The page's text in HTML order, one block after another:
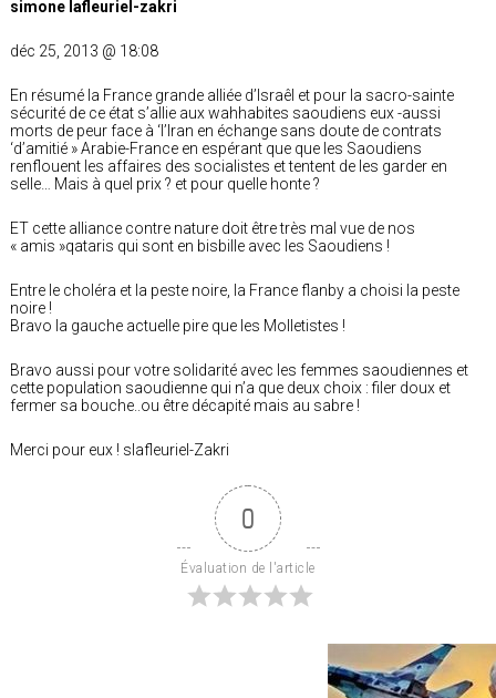
simone lafleuriel-zakri
déc 25, 2013 @ 18:08
En résumé la France grande alliée d’Israêl et pour la sacro-sainte
sécurité de ce état s’allie aux wahhabites saoudiens eux -aussi
morts de peur face à ‘l’Iran en échange sans doute de contrats
‘d’amitié » Arabie-France en espérant que que les Saoudiens
renflouent les affaires des socialistes et tentent de les garder en
selle… Mais à quel prix ? et pour quelle honte ?
ET cette alliance contre nature doit être très mal vue de nos
« amis »qataris qui sont en bisbille avec les Saoudiens !
Entre le choléra et la peste noire, la France flanby a choisi la peste
noire !
Bravo la gauche actuelle pire que les Molletistes !
Bravo aussi pour votre solidarité avec les femmes saoudiennes et
cette population saoudienne qui n’a que deux choix : filer doux et
fermer sa bouche..ou être décapité mais au sabre !
Merci pour eux ! slafleuriel-Zakri
0
Évaluation de l'article